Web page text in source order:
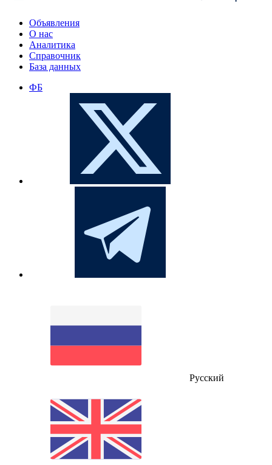
Объявления
О нас
Аналитика
Справочник
База данных
ФБ
Русский